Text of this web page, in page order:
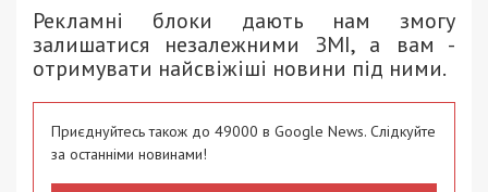
Рекламні блоки дають нам змогу
залишатися незалежними ЗМІ, а вам -
отримувати найсвіжіші новини під ними.
Приєднуйтесь також до 49000 в Google News. Слідкуйте
за останніми новинами!